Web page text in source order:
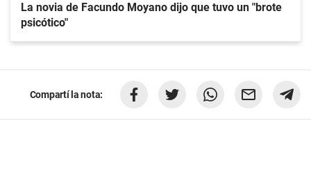
La novia de Facundo Moyano dijo que tuvo un "brote
psicótico"
Compartí la nota: